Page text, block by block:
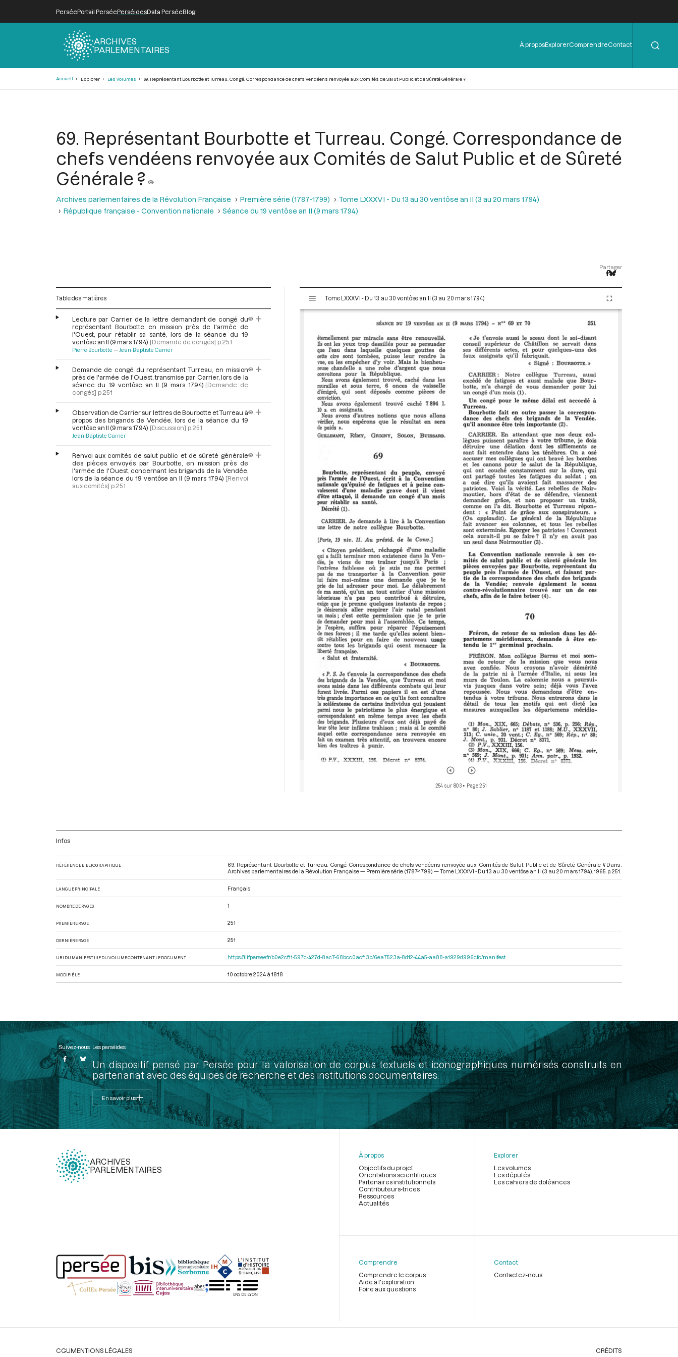
PerséePortail PerséePerséidesData PerséeBlog
ARCHIVES
PARLEMENTAIRES
Menu
de
À proposExplorerComprendreContact
Accueil Explorer Les volumes 69. Représentant Bourbotte et Turreau. Congé. Correspondance de chefs vendéens renvoyée aux Comités de Salut Public et de Sûreté Générale ?
69. Représentant Bourbotte et Turreau. Congé. Correspondance de
chefs vendéens renvoyée aux Comités de Salut Public et de Sûreté
Générale ?
Archives parlementaires de la Révolution Française Première série (1787-1799)
Tome LXXXVI - Du 13 au 30 ventôse an II (3 au 20 mars 1794)
République française - Convention nationale
Séance du 19 ventôse an II (9 mars 1794)
Partager
Table des matières
Lecture par Carrier de la lettre demandant de congé du
représentant Bourbotte, en mission près de l'armée de
l'Ouest, pour rétablir sa santé, lors de la séance du 19
ventôse an II (9 mars 1794) [Demande de congés] p.251
Pierre Bourbotte Jean-Baptiste Carrier
Demande de congé du représentant Turreau, en mission
près de l'armée de l'Ouest, transmise par Carrier, lors de la
séance du 19 ventôse an II (9 mars 1794) [Demande de
congés] p.251
Observation de Carrier sur lettres de Bourbotte et Turreau à
propos des brigands de Vendée, lors de la séance du 19
ventôse an II (9 mars 1794) [Discussion] p.251
Jean-Baptiste Carrier
Renvoi aux comités de salut public et de sûreté générale
des pièces envoyés par Bourbotte, en mission près de
l'armée de l'Ouest, concernant les brigands de la Vendée,
lors de la séance du 19 ventôse an II (9 mars 1794) [Renvoi
aux comités] p.251
s
Tome LXXXVI - Du 13 au 30 ventôse an II (3 au 20 mars 1794)
254 sur 803• Page 251
Infos
RÉFÉRENCE BIBLIOGRAPHIQUE
69. Représentant Bourbotte et Turreau. Congé. Correspondance de chefs vendéens renvoyée aux Comités de Salut Public et de Sûreté Générale ?. Dans :
Archives parlementaires de la Révolution Française — Première série (1787-1799) — Tome LXXXVI - Du 13 au 30 ventôse an II (3 au 20 mars 1794) . 1965. p. 251.
LANGUE PRINCIPALE Français
NOMBRE DE PAGES 1
PREMIÈRE PAGE 251
DERNIÈRE PAGE 251
URI DU MANIFEST IIIF DU VOLUME CONTENANT LE DOCUMENT https://iiif.persee.fr/b0e2cf11-597c-427d-8ac7-68bcc0acf13b/6ea7523a-8d12-44a5-aa88-a1929d996cfc/manifest
MODIFIÉ LE 10 octobre 2024 à 18:18
Suivez-nous Les perséides
Un dispositif pensé par Persée pour la valorisation de corpus textuels et iconographiques numérisés construits en
partenariat avec des équipes de recherche et des institutions documentaires.
En savoir plus
ARCHIVES
PARLEMENTAIRES
page
À propos
Objectifs du projet
Orientations scientifiques
Partenaires institutionnels
Contributeurs-trices
Ressources
Actualités
Explorer
Les volumes
Les députés
Les cahiers de doléances
Comprendre
Comprendre le corpus
Aide à l'exploration
Foire aux questions
Contact
Contactez-nous
Légal
CGUMENTIONS LÉGALES CRÉDITS